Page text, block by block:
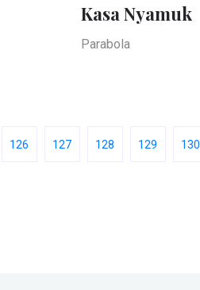
Kasa Nyamuk
Parabola
126 127 128 129 130